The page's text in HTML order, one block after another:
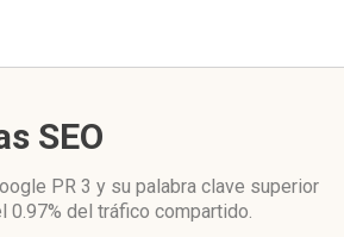
SEO
PR 3 y su palabra clave superior
0.97% del tráfico compartido.